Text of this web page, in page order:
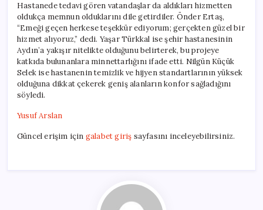
Hastanede tedavi gören vatandaşlar da aldıkları hizmetten
oldukça memnun olduklarını dile getirdiler. Önder Ertaş,
“Emeği geçen herkese teşekkür ediyorum; gerçekten güzel bir
hizmet alıyoruz,” dedi. Yaşar Türkkal ise şehir hastanesinin
Aydın’a yakışır nitelikte olduğunu belirterek, bu projeye
katkıda bulunanlara minnettarlığını ifade etti. Nilgün Küçük
Selek ise hastanenin temizlik ve hijyen standartlarının yüksek
olduğuna dikkat çekerek geniş alanların konfor sağladığını
söyledi.
Yusuf Arslan
Güncel erişim için galabet giriş sayfasını inceleyebilirsiniz.